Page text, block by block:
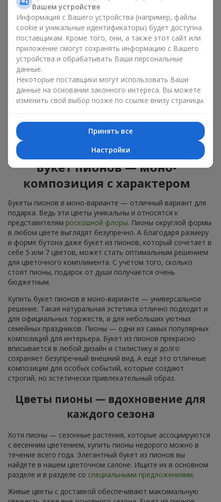
событий:
мягкие розовые оттенки — идеально подойдут, как
цветы на день рождения;
коралловые — романтический презент и цветы для
вдохновения любимой женщине;
белые пионы — универсальное решение как для
личного выразительного подарка, так и для изящного
варианта для корпоративных событий.
Выбирайте оригинальные дизайнерские букеты пионов или
цветочном салоне вы можете найти разнообразие живых
цветов с доставкой, чтобы ваш подарок с изысканным
ароматом оказался незабываемым.
Букет пионов — моно-
композиция с характером
Букеты пионов в моно-варианте — отличный вариант для
подарка. Ведь эти цветы уникальны и относятся к
представителям роскошной флоры. Пионы округлой формы
в любом цвете выглядят безупречно. А благодаря размеру
и форме бутона даже букет из пионов, который сочетает в
себе 5 или 7 цветов, может стать оптимальным решением
для цветочного комплимента. С учётом того, сколько
стоят пионы, подарок от души получается очень
бюджетным.
Купить букет пионов в моно-варианте — универсальное
решение. Такая натуральная эстетика отлично подходит и
для официальных торжеств, и для небольших уютных
семейных праздников. Пионы — одни из самых популярных
композиций для интерьера. Букет из пионов прекрасно
вписывается в любой дизайн и стилистику и долго
сохраняет безупречный внешний вид. А ещё это отличные
композиции для особых событий, которые создают
строгий, но эстетически привлекательный образ.
Цветы пионы — вдохновение для
каждого сезона
Хотя пионы — сезонные растения, которые ассоциируются
с весенним цветением, купить пионы недорого можно в
течение всего года. Элегантный букет из пионов вы
найдёте в нашем цветочном салоне. Ищите их в основном
разделе и в разделе со специальными предложениями.
Живые цветы с доставкой обеспечивают максимальную
Вашем устройстве
Информация с Вашего устройства (например, файлы
cookie и уникальные идентификаторы) будет доступна
поставщикам. Кроме того, они, а также этот сайт или
приложение смогут сохранять информацию с Вашего
устройства и обрабатывать Ваши персональные
данные.
Некоторые поставщики могут использовать Ваши
данные на основании законного интереса. Вы можете
изменить свой выбор позже по ссылке внизу страницы.
Принять все
Настройки